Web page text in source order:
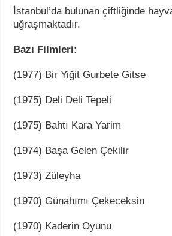
İstanbul’da bulunan çiftliğinde
uğraşmaktadır.
Bazı Filmleri:
(1977) Bir Yiğit Gurbete Gitse
(1975) Deli Deli Tepeli
(1975) Bahtı Kara Yarim
(1974) Başa Gelen Çekilir
(1973) Züleyha
(1970) Günahımı Çekeceksin
(1970) Kaderin Oyunu